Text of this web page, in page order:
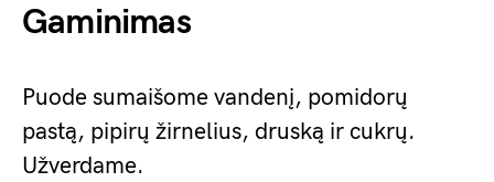
Gaminimas
Puode sumaišome vandenį, pomidorų
pastą, pipirų žirnelius, druską ir cukrų.
Užverdame.